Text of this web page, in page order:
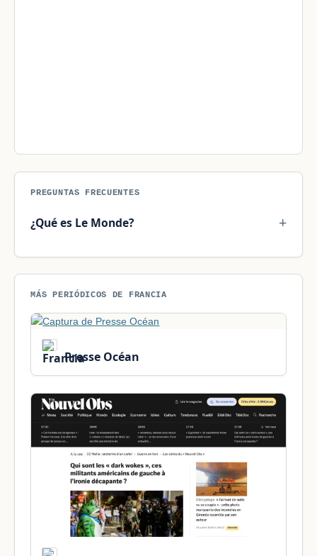
PREGUNTAS FRECUENTES
¿Qué es Le Monde?
MÁS PERIÓDICOS DE FRANCIA
Presse Océan